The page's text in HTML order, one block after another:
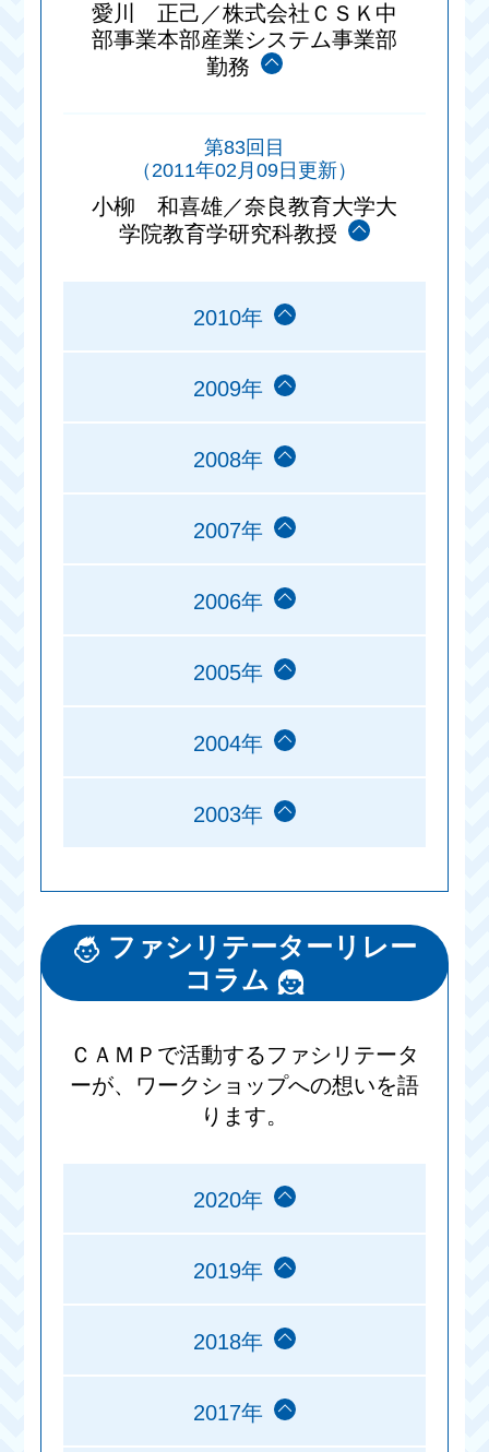
愛川 正己／株式会社ＣＳＫ中
部事業本部産業システム事業部
勤務
第83回目
（2011年02月09日更新）
小柳 和喜雄／奈良教育大学大
学院教育学研究科教授
2010年
2009年
2008年
2007年
2006年
2005年
2004年
2003年
ファシリテーターリレー
コラム
ＣＡＭＰで活動するファシリテータ
ーが、ワークショップへの想いを語
ります。
2020年
2019年
2018年
2017年